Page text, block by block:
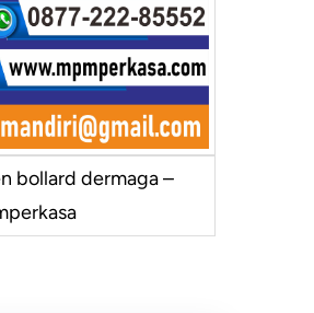
bollard dermaga –